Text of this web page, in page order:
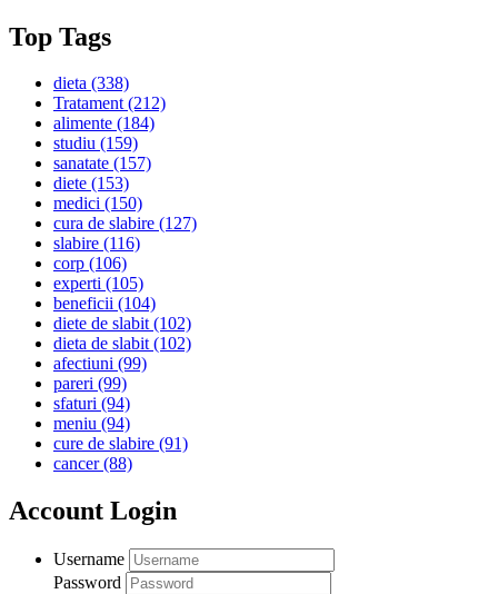
Top Tags
dieta (338)
Tratament(212)
alimente (184)
studiu (159)
sanatate (157)
diete (153)
medici (150)
cura de slabire (127)
slabire (116)
corp (106)
experti (105)
beneficii (104)
diete de slabit(102)
dieta de slabit(102)
afectiuni (99)
pareri (99)
sfaturi (94)
meniu (94)
cure de slabire (91)
cancer(88)
Account Login
Username
Password